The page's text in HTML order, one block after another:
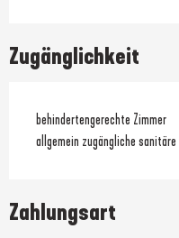
Zugänglichkeit
behindertengerechte Zimmer
allgemein zugängliche sanitäre
Zahlungsart